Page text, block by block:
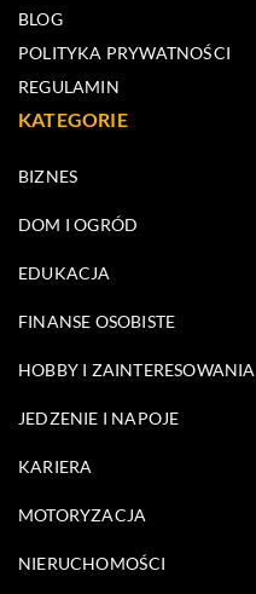
BLOG
POLITYKA PRYWATNOŚCI
REGULAMIN
KATEGORIE
BIZNES
DOM I OGRÓD
EDUKACJA
FINANSE OSOBISTE
HOBBY I ZAINTERESOWANIA
JEDZENIE I NAPOJE
KARIERA
MOTORYZACJA
NIERUCHOMOŚCI